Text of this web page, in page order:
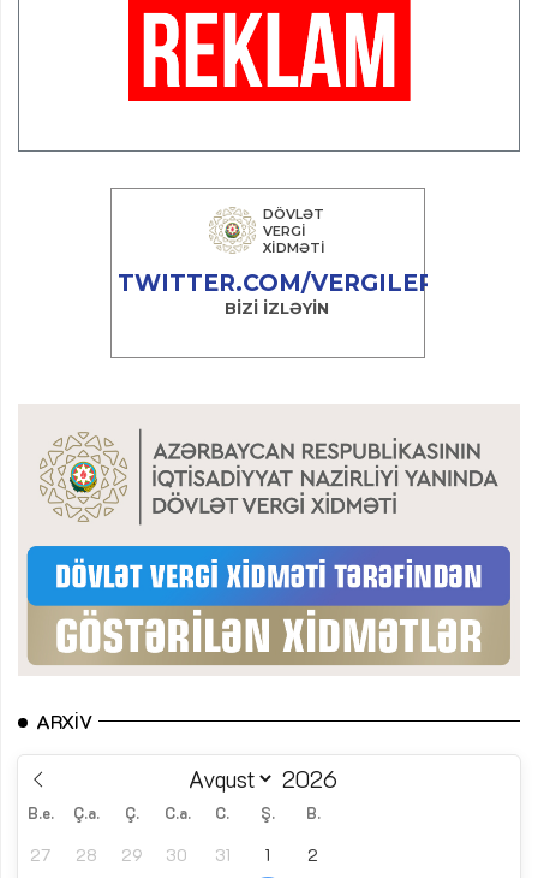
ARXIV
B.e. Ç.a. Ç. C.a. C. Ş. B.
27 28 29 30 31 1 2